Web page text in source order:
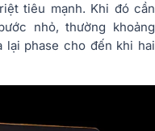
tiêu mạnh. Khi đó cần
nhỏ, thường khoảng
lại phase cho đến khi hai